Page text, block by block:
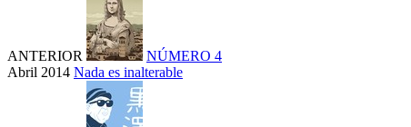
ANTERIOR
NÚMERO 4
Abril 2014 Nada es inalterable